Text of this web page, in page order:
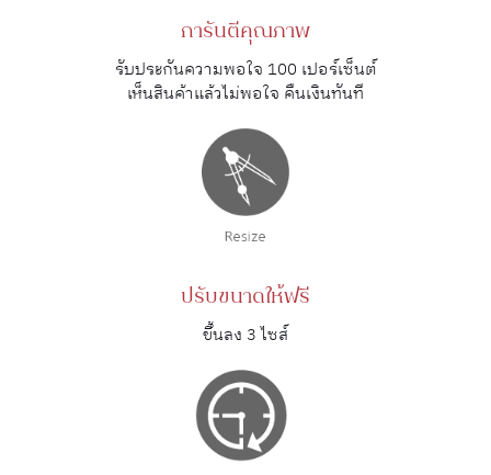
การันตีคุณภาพ
รับประกันความพอใจ 100 เปอร์เซ็นต์
เห็นสินค้าแล้วไม่พอใจ คืนเงินทันที
ปรับขนาดให้ฟรี
ขึ้นลง 3 ไซส์